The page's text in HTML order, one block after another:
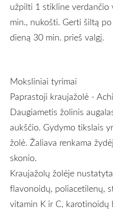
užpilti 1 stikline
min., nukošti. Gerti šiltą
dieną 30 min. prieš valgį.
Moksliniai tyrimai
Paprastoji kraujažolė -
Daugiametis žolinis
aukščio. Gydymo tikslais
žolė. Žaliava renkama
skonio.
Kraujažolų žolėje
flavonoidų, poliacetilenų,
vitamin K ir C, karotinoidų